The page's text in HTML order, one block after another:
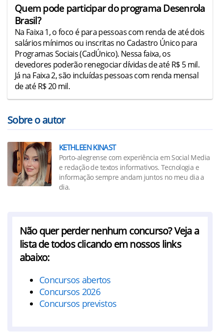
Quem pode participar do programa Desenrola
Brasil?
Na Faixa 1, o foco é para pessoas com renda de até dois
salários mínimos ou inscritas no Cadastro Único para
Programas Sociais (CadÚnico). Nessa faixa, os
devedores poderão renegociar dívidas de até R$ 5 mil.
Já na Faixa 2, são incluídas pessoas com renda mensal
de até R$ 20 mil.
Sobre o autor
KETHLEEN KINAST
Porto-alegrense com experiência em Social Media
e redação de textos informativos. Tecnologia e
informação sempre andam juntos no meu dia a
dia.
Não quer perder nenhum concurso? Veja a
lista de todos clicando em nossos links
abaixo:
Concursos abertos
Concursos 2026
Concursos previstos